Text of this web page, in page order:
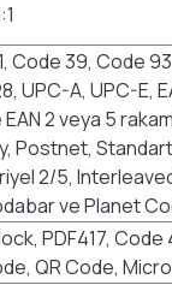
Code 39, Code
UPC-A, UPC-E,
2 veya 5
Postnet,
2/5,
ve Planet
PDF417, Code
QR Code,